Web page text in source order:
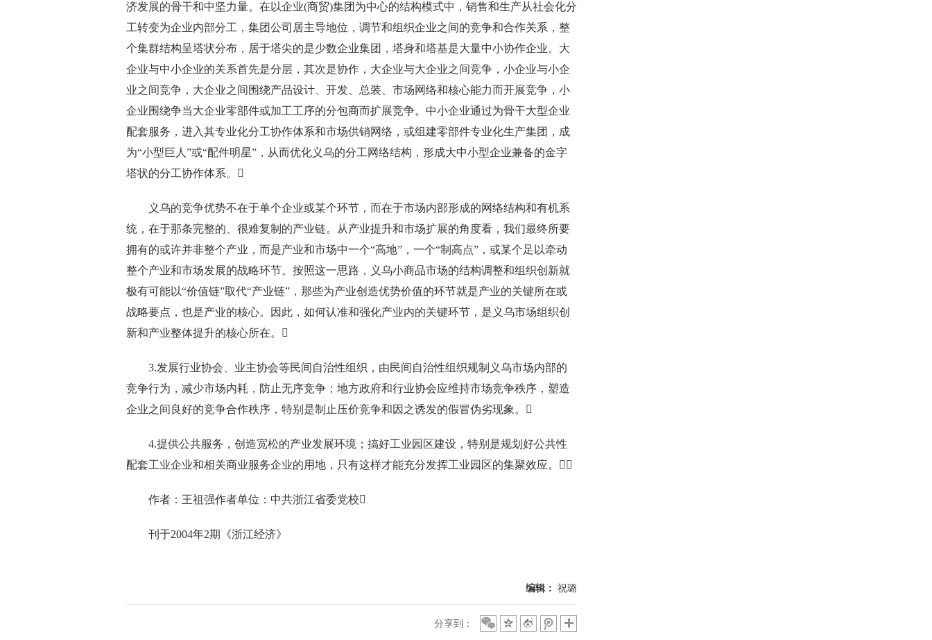
济发展的骨干和中坚力量。在以企业(商贸)集团为中心的结构模式中，销售和生产从社会化分
工转变为企业内部分工，集团公司居主导地位，调节和组织企业之间的竞争和合作关系，整
个集群结构呈塔状分布，居于塔尖的是少数企业集团，塔身和塔基是大量中小协作企业。大
企业与中小企业的关系首先是分层，其次是协作，大企业与大企业之间竞争，小企业与小企
业之间竞争，大企业之间围绕产品设计、开发、总装、市场网络和核心能力而开展竞争，小
企业围绕争当大企业零部件或加工工序的分包商而扩展竞争。中小企业通过为骨干大型企业
配套服务，进入其专业化分工协作体系和市场供销网络，或组建零部件专业化生产集团，成
为“小型巨人”或“配件明星”，从而优化义乌的分工网络结构，形成大中小型企业兼备的金字
塔状的分工协作体系。
义乌的竞争优势不在于单个企业或某个环节，而在于市场内部形成的网络结构和有机系
统，在于那条完整的、很难复制的产业链。从产业提升和市场扩展的角度看，我们最终所要
拥有的或许并非整个产业，而是产业和市场中一个“高地”，一个“制高点”，或某个足以牵动
整个产业和市场发展的战略环节。按照这一思路，义乌小商品市场的结构调整和组织创新就
极有可能以“价值链”取代“产业链”，那些为产业创造优势价值的环节就是产业的关键所在或
战略要点，也是产业的核心。因此，如何认准和强化产业内的关键环节，是义乌市场组织创
新和产业整体提升的核心所在。
3.发展行业协会、业主协会等民间自治性组织，由民间自治性组织规制义乌市场内部的
竞争行为，减少市场内耗，防止无序竞争；地方政府和行业协会应维持市场竞争秩序，塑造
企业之间良好的竞争合作秩序，特别是制止压价竞争和因之诱发的假冒伪劣现象。
4.提供公共服务，创造宽松的产业发展环境；搞好工业园区建设，特别是规划好公共性
配套工业企业和相关商业服务企业的用地，只有这样才能充分发挥工业园区的集聚效应。
作者：王祖强作者单位：中共浙江省委党校
刊于2004年2期《浙江经济》
编辑： 祝璐
分享到：